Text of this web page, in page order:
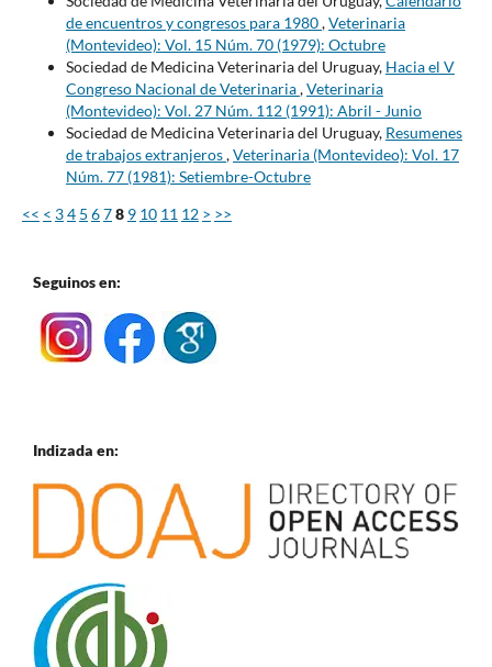
de encuentros y congresos para 1980,Veterinaria
(Montevideo): Vol. 15 Núm. 70 (1979): Octubre
Sociedad de Medicina Veterinaria del Uruguay, Hacia el V
Congreso Nacional de Veterinaria,Veterinaria
(Montevideo): Vol. 27 Núm. 112 (1991): Abril - Junio
Sociedad de Medicina Veterinaria del Uruguay, Resumenes
de trabajos extranjeros,Veterinaria (Montevideo): Vol. 17
Núm. 77 (1981): Setiembre-Octubre
<< < 34 5 678 9 10 11 12 > >>
Seguinos en:
Indizada en: